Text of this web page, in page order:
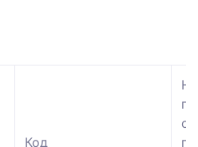
Код